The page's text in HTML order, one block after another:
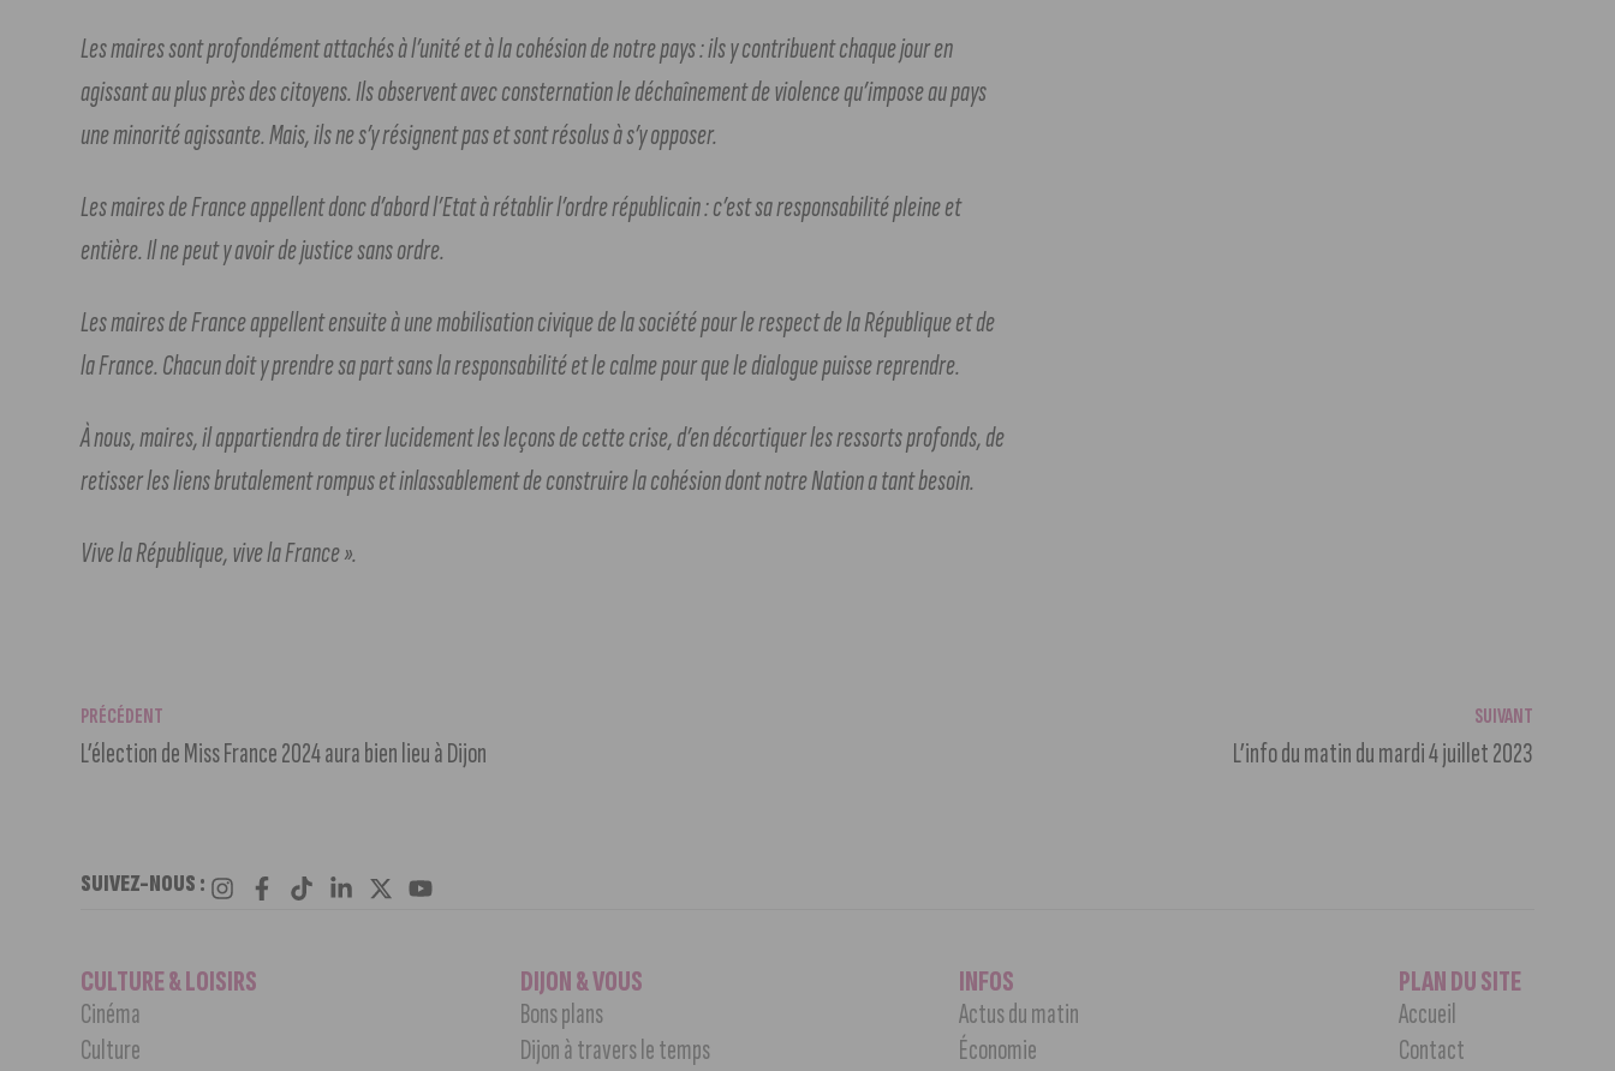
Les maires sont profondément attachés à l’unité et à la cohésion de notre pays : ils y contribuent chaque jour en
agissant au plus près des citoyens. Ils observent avec consternation le déchaînement de violence qu’impose au pays
une minorité agissante. Mais, ils ne s’y résignent pas et sont résolus à s’y opposer.
Les maires de France appellent donc d’abord l’Etat à rétablir l’ordre républicain : c’est sa responsabilité pleine et
entière. Il ne peut y avoir de justice sans ordre.
Les maires de France appellent ensuite à une mobilisation civique de la société pour le respect de la République et de
la France. Chacun doit y prendre sa part sans la responsabilité et le calme pour que le dialogue puisse reprendre.
À nous, maires, il appartiendra de tirer lucidement les leçons de cette crise, d’en décortiquer les ressorts profonds, de
retisser les liens brutalement rompus et inlassablement de construire la cohésion dont notre Nation a tant besoin.
Vive la République, vive la France ».
PRÉCÉDENT
L’élection de Miss France 2024 aura bien lieu à Dijon
SUIVANT
L’info du matin du mardi 4 juillet 2023
SUIVEZ-NOUS :
CULTURE & LOISIRS
Cinéma
Culture
DIJON & VOUS
Bons plans
Dijon à travers le temps
INFOS
Actus du matin
Économie
PLAN DU SITE
Accueil
Contact